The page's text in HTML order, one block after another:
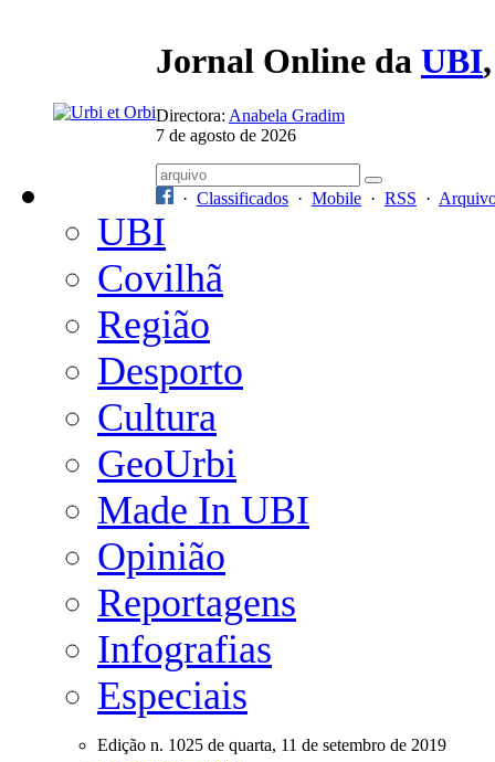
Jornal Online da UBI
Directora: Anabela Gradim
7 de agosto de 2026
· Classificados · Mobile · RSS ·
UBI
Covilhã
Região
Desporto
Cultura
GeoUrbi
Made In UBI
Opinião
Reportagens
Infografias
Especiais
Edição n. 1025 de quarta, 11 de setembro de 2019